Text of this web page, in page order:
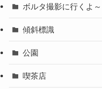
ボルタ撮影に行くよ～
傾斜標識
公園
喫茶店